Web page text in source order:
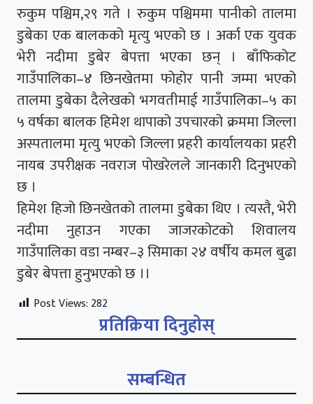
रुकुम पश्चिम,२९ गते । रुकुम पश्चिममा पानीको तालमा
डुबेका एक बालकको मृत्यु भएको छ । अर्का एक युवक
भेरी नदीमा डुबेर बेपत्ता भएका छन् । बाँफिकोट
गाउँपालिका–४ छिनखेतमा फोहोर पानी जम्मा भएको
तालमा डुबेका दैलेखको भगवतीमाई गाउँपालिका–५ का
५ वर्षका बालक हिमेश थापाको उपचारको क्रममा जिल्ला
अस्पतालमा मृत्यु भएको जिल्ला प्रहरी कार्यालयका प्रहरी
नायब उपरीक्षक नवराज पोखरेलले जानकारी दिनुभएको
छ ।
हिमेश हिजो छिनखेतको तालमा डुबेका थिए । त्यस्तै, भेरी
नदीमा नुहाउन गएका जाजरकोटको शिवालय
गाउँपालिका वडा नम्बर–३ सिमाका २४ वर्षीय कमल बुढा
डुबेर बेपत्ता हुनुभएको छ ।।
Post Views: 282
प्रतिक्रिया दिनुहोस्
सम्बन्धित